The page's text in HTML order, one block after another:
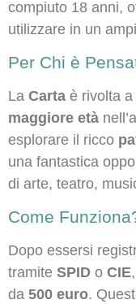
compiuto 18 anni,
utilizzare in un
Per Chi è
La Carta è rivolta a
maggiore età
esplorare il ricco
una fantastica
di arte, teatro,
Come
Dopo essersi
tramite SPID o CIE
da 500 euro.